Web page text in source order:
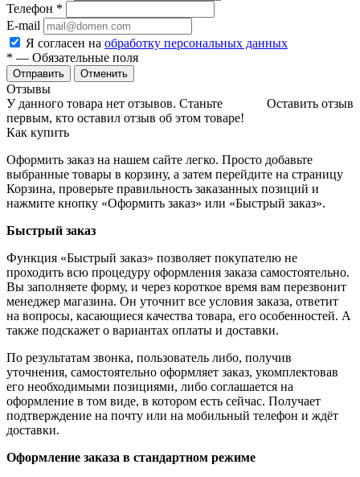
Телефон *
E-mail
Я согласен на обработку персональных данных
* — Обязательные поля
Отменить
Отзывы
Оставить отзыв
У данного товара нет отзывов. Станьте
первым, кто оставил отзыв об этом товаре!
Как купить
Оформить заказ на нашем сайте легко. Просто добавьте
выбранные товары в корзину, а затем перейдите на страницу
Корзина, проверьте правильность заказанных позиций и
нажмите кнопку «Оформить заказ» или «Быстрый заказ».
Быстрый заказ
Функция «Быстрый заказ» позволяет покупателю не
проходить всю процедуру оформления заказа самостоятельно.
Вы заполняете форму, и через короткое время вам перезвонит
менеджер магазина. Он уточнит все условия заказа, ответит
на вопросы, касающиеся качества товара, его особенностей. А
также подскажет о вариантах оплаты и доставки.
По результатам звонка, пользователь либо, получив
уточнения, самостоятельно оформляет заказ, укомплектовав
его необходимыми позициями, либо соглашается на
оформление в том виде, в котором есть сейчас. Получает
подтверждение на почту или на мобильный телефон и ждёт
доставки.
Оформление заказа в стандартном режиме